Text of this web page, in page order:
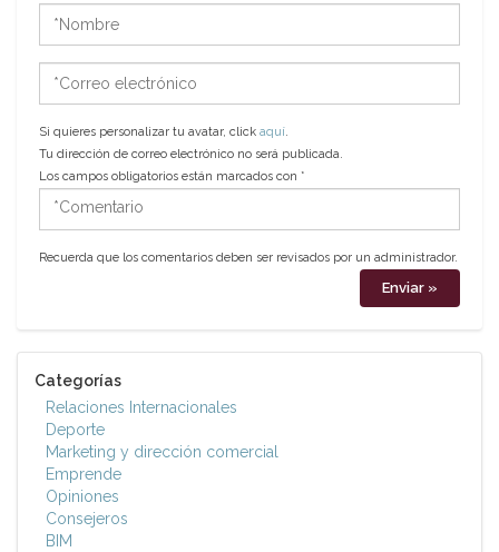
electrónico
Si quieres personalizar tu avatar, click aquí.
Tu dirección de correo electrónico no será publicada.
Los campos obligatorios están marcados con *
*Comentario
Recuerda que los comentarios deben ser revisados por un administrador.
Categorías
Relaciones Internacionales
Deporte
Marketing y dirección comercial
Emprende
Opiniones
Consejeros
BIM